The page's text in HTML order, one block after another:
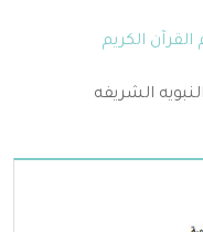
القرآن الكريم
الشريفه